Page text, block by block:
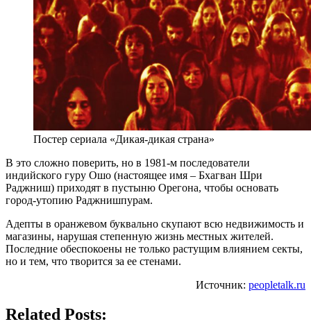
Постер сериала «Дикая-дикая страна»
В это сложно поверить, но в 1981-м последователи
индийского гуру Ошо (настоящее имя – Бхагван Шри
Раджниш) приходят в пустыню Орегона, чтобы основать
город-утопию Раджнишпурам.
Адепты в оранжевом буквально скупают всю недвижимость и
магазины, нарушая степенную жизнь местных жителей.
Последние обеспокоены не только растущим влиянием секты,
но и тем, что творится за ее стенами.
Источник: peopletalk.ru
Related Posts: